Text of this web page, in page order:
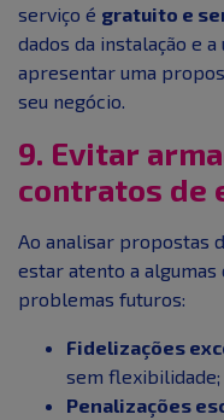
serviço é gratuito e
dados da instalação e
apresentar uma
seu negócio.
9. Evitar
contratos de
Ao analisar propostas
estar atento a algumas
problemas futuros:
Fidelizações
sem flexibilidade;
Penalizações